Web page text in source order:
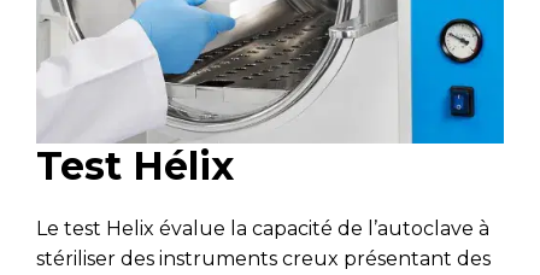
Test Hélix
Le test Helix évalue la capacité de l’autoclave à
stériliser des instruments creux présentant des